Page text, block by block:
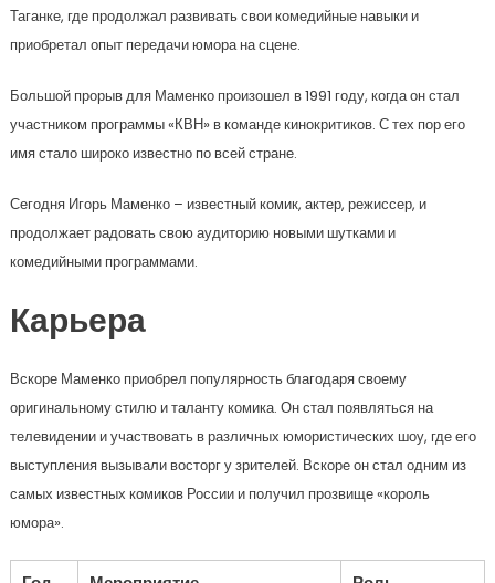
Таганке, где продолжал развивать свои комедийные навыки и
приобретал опыт передачи юмора на сцене.
Большой прорыв для Маменко произошел в 1991 году, когда он стал
участником программы «КВН» в команде кинокритиков. С тех пор его
имя стало широко известно по всей стране.
Сегодня Игорь Маменко – известный комик, актер, режиссер, и
продолжает радовать свою аудиторию новыми шутками и
комедийными программами.
Карьера
Вскоре Маменко приобрел популярность благодаря своему
оригинальному стилю и таланту комика. Он стал появляться на
телевидении и участвовать в различных юмористических шоу, где его
выступления вызывали восторг у зрителей. Вскоре он стал одним из
самых известных комиков России и получил прозвище «король
юмора».